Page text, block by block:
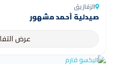
الزقازيق
صيدلية أحمد مشهور
عرض